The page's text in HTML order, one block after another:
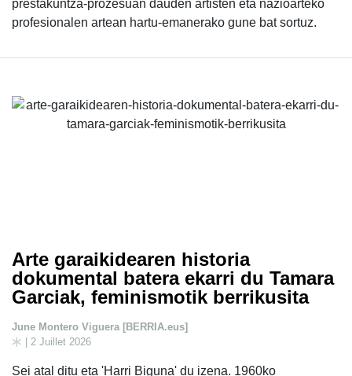
prestakuntza-prozesuan dauden artisten eta nazioarteko
profesionalen artean hartu-emanerako gune bat sortuz.
Arte garaikidearen historia
dokumental batera ekarri du Tamara
Garciak, feminismotik berrikusita
June Montero Viguera [BERRIA.eus]
| 2 Juillet 2026
Sei atal ditu eta 'Harri Biguna' du izena. 1960ko